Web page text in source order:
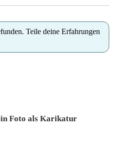
Teile deine Erfahrungen
Foto als Karikatur